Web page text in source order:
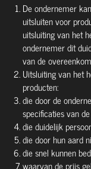
De ondernemer
uitsluiten voor
uitsluiting van het
ondernemer dit
van de
Uitsluiting van het
producten:
die door de
specificaties van
die duidelijk
die door hun aard
die snel kunnen
waarvan de prijs